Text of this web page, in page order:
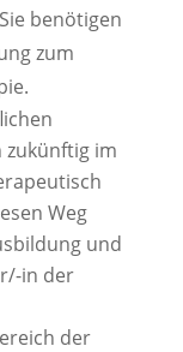
benötigen
zum
im
Weg
und
in der
der